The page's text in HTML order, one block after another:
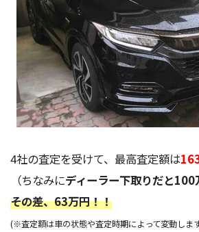
4社の査定を受けて、最高査定額は
（ちなみにディーラー下取りだと100
その差、63万円！！
(※査定額は車の状態や査定時期によって変動しま